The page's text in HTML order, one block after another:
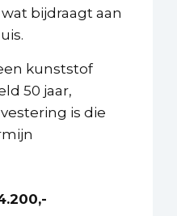
bijdraagt aan
kunststof
50 jaar,
is die